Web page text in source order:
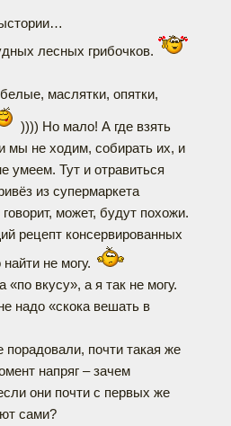
лесных грибочков.
маслятки, опятки,
)))) Но мало! А где взять
мы не ходим, собирать их, и
умеем. Тут и отравиться
из супермаркета
может, будут похожи.
рецепт консервированных
найти не могу.
«по вкусу», а я так не могу.
надо «скока вешать в
порадовали, почти такая же
напряг – зачем
они почти с первых же
сами?